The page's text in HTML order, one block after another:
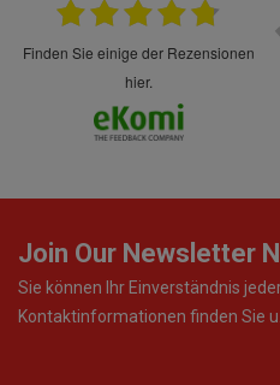
finden Sie einige der Rezensionen
hier.
sehr sorgsam verpackt. Alles kommt
Spaß so einzukaufen. Die Abwicklung
Join Our Newsletter
Sie können Ihr Einverständnis
Kontaktinformationen finden Sie